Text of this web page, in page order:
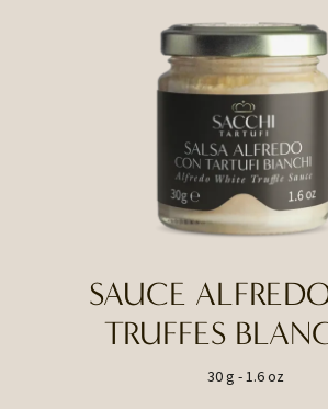
SAUCE
TRUFFES
30 g - 1.6 oz